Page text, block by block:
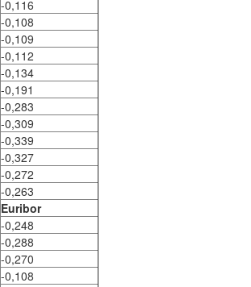
-0,116
-0,108
-0,109
-0,112
-0,134
-0,191
-0,283
-0,309
-0,339
-0,327
-0,272
-0,263
Euribor
-0,248
-0,288
-0,270
-0,108